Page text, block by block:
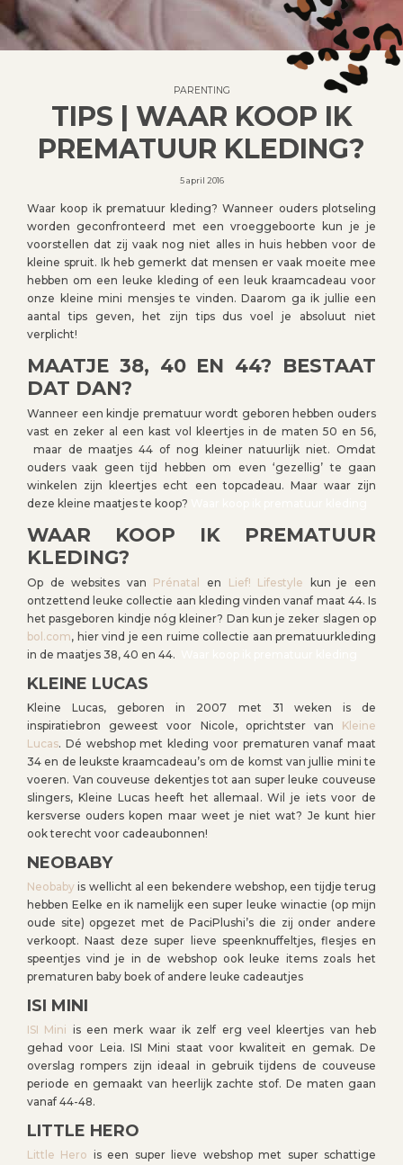
PARENTING
TIPS | WAAR KOOP IK
PREMATUUR KLEDING?
5 april 2016
Waar koop ik prematuur kleding? Wanneer ouders plotseling
worden geconfronteerd met een vroeggeboorte kun je je
voorstellen dat zij vaak nog niet alles in huis hebben voor de
kleine spruit. Ik heb gemerkt dat mensen er vaak moeite mee
hebben om een leuke kleding of een leuk kraamcadeau voor
onze kleine mini mensjes te vinden. Daarom ga ik jullie een
aantal tips geven, het zijn tips dus voel je absoluut niet
verplicht!
MAATJE 38, 40 EN 44? BESTAAT
DAT DAN?
Wanneer een kindje prematuur wordt geboren hebben ouders
vast en zeker al een kast vol kleertjes in de maten 50 en 56,
maar de maatjes 44 of nog kleiner natuurlijk niet. Omdat
ouders vaak geen tijd hebben om even ‘gezellig’ te gaan
winkelen zijn kleertjes echt een topcadeau. Maar waar zijn
deze kleine maatjes te koop?
WAAR KOOP IK PREMATUUR
KLEDING?
Op de websites van Prénatal en Lief! Lifestyle kun je een
ontzettend leuke collectie aan kleding vinden vanaf maat 44. Is
het pasgeboren kindje nóg kleiner? Dan kun je zeker slagen op
bol.com, hier vind je een ruime collectie aan prematuurkleding
in de maatjes 38, 40 en 44.
KLEINE LUCAS
Kleine Lucas, geboren in 2007 met 31 weken is de
inspiratiebron geweest voor Nicole, oprichtster van Kleine
Lucas. Dé webshop met kleding voor prematuren vanaf maat
34 en de leukste kraamcadeau’s om de komst van jullie mini te
voeren. Van couveuse dekentjes tot aan super leuke couveuse
slingers, Kleine Lucas heeft het allemaal. Wil je iets voor de
kersverse ouders kopen maar weet je niet wat? Je kunt hier
ook terecht voor cadeaubonnen!
NEOBABY
Neobaby is wellicht al een bekendere webshop, een tijdje terug
hebben Eelke en ik namelijk een super leuke winactie (op mijn
oude site) opgezet met de PaciPlushi’s die zij onder andere
verkoopt. Naast deze super lieve speenknuffeltjes, flesjes en
speentjes vind je in de webshop ook leuke items zoals het
prematuren baby boek of andere leuke cadeautjes
ISI MINI
ISI Mini is een merk waar ik zelf erg veel kleertjes van heb
gehad voor Leia. ISI Mini staat voor kwaliteit en gemak. De
overslag rompers zijn ideaal in gebruik tijdens de couveuse
periode en gemaakt van heerlijk zachte stof. De maten gaan
vanaf 44-48.
LITTLE HERO
Little Hero is een super lieve webshop met super schattige